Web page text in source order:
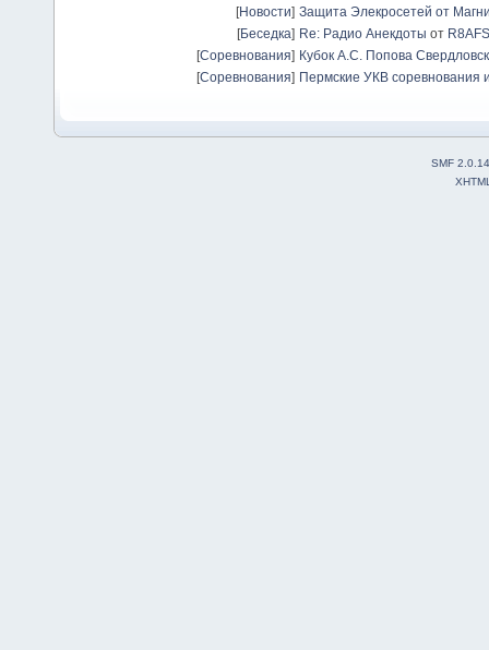
[Новости] Защита Элекросетей от
[Беседка] Re: Радио Анекдоты от R8AFS
[Соревнования] Кубок А.С. Попова
[Соревнования] Пермские УКВ соревнования
SMF 2.0.14